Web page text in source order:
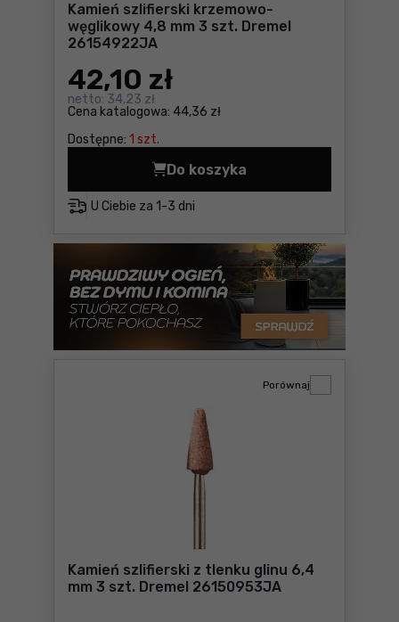
Kamień szlifierski krzemowo-
węglikowy 4,8 mm 3 szt. Dremel
26154922JA
Cena katalogowa: 44,36 zł
42,10 zł
netto: 34,23 zł
Dostępne: 1 szt.
U Ciebie za 1-3 dni
Do koszyka
Kamień szlifierski
Kamień szlifierski z tlenku glinu 6,4
mm 3 szt. Dremel 26150953JA
Porównaj